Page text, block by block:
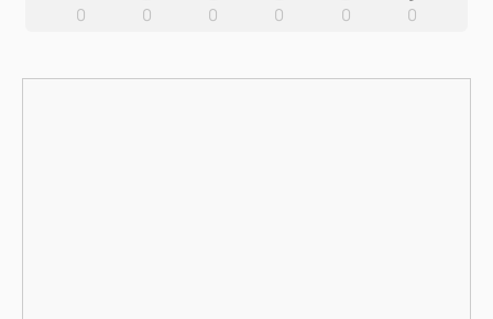
0 0 0 0 0 0